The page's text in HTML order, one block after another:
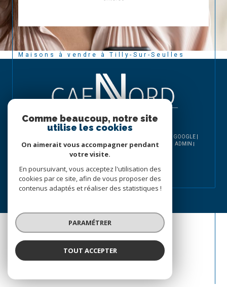
Maisons à vendre à Tilly-Sur-Seulles
© 2026 | TOUS DROITS RÉSERVÉS | TRADUCTION POWERED BY GOOGLE |
NOS HONORAIRES
PLAN DU SITE MENTIONS LÉGALES
ADMIN
NOS LIENS
POLITIQUE RGPD
Comme beaucoup, notre site
utilise les cookies
On aimerait vous accompagner pendant
votre visite.
En poursuivant, vous acceptez l'utilisation des
cookies par ce site, afin de vous proposer des
contenus adaptés et réaliser des statistiques !
PARAMÉTRER
TOUT ACCEPTER